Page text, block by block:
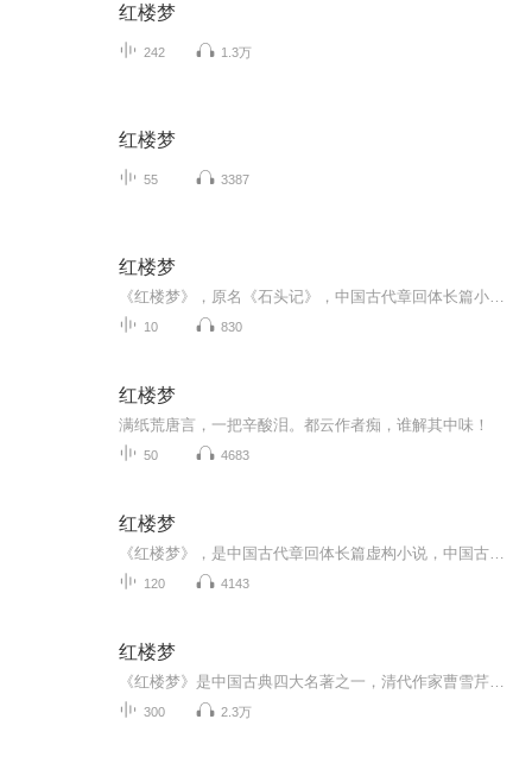
红楼梦
242 1.3万
红楼梦
55 3387
红楼梦
10 830
红楼梦
满纸荒唐言，一把辛酸泪。都云作者痴，谁解其中味！
50 4683
红楼梦
120 4143
红楼梦
300 2.3万